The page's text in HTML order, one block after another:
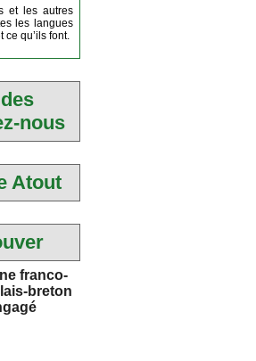
et les autres
les langues
ce qu’ils font.
nous
Atout
franco-
breton